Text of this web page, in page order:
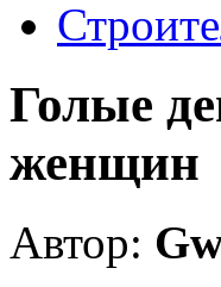
Голые
женщин
Автор: